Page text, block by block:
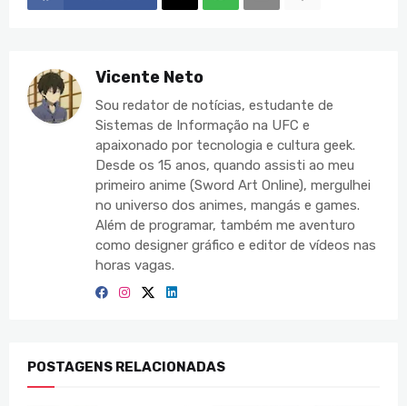
Vicente Neto
Sou redator de notícias, estudante de
Sistemas de Informação na UFC e
apaixonado por tecnologia e cultura geek.
Desde os 15 anos, quando assisti ao meu
primeiro anime (Sword Art Online), mergulhei
no universo dos animes, mangás e games.
Além de programar, também me aventuro
como designer gráfico e editor de vídeos nas
horas vagas.
POSTAGENS RELACIONADAS